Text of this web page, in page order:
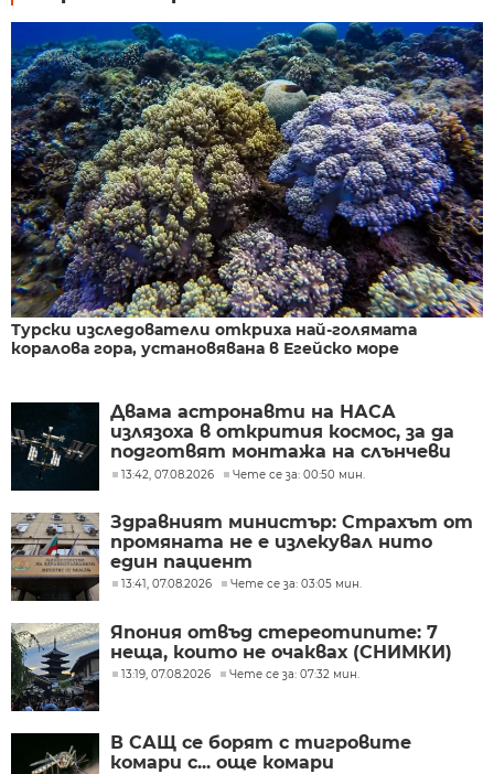
Турски изследователи откриха най-голямата
коралова гора, установявана в Егейско море
Двама астронавти на НАСА
излязоха в открития космос, за да
подготвят монтажа на слънчеви
батерии
13:42, 07.08.2026 Чете се за: 00:50 мин.
Здравният министър: Страхът от
промяната не е излекувал нито
един пациент
13:41, 07.08.2026 Чете се за: 03:05 мин.
Япония отвъд стереотипите: 7
неща, които не очаквах (СНИМКИ)
13:19, 07.08.2026 Чете се за: 07:32 мин.
В САЩ се борят с тигровите
комари с... още комари